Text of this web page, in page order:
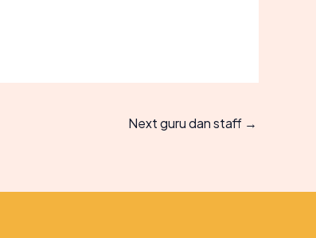
Next guru dan staff →